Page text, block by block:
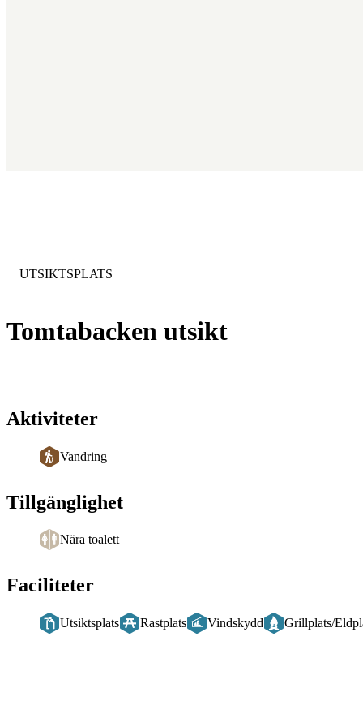
Tomtabacken utsikt
KATEGORI:
UTSIKTSPLATS
Aktiviteter
Vandring
Tillgänglighet
Nära toalett
Faciliteter
Utsiktsplats Rastplats Vindskydd Grillplats/